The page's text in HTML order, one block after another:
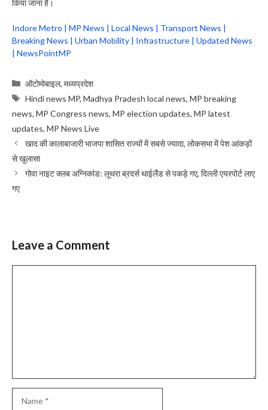
किया जाना है।
Indore Metro | MP News | Local News | Transport News |
Breaking News | Urban Mobility | Infrastructure | Updated News
| NewsPointMP
Categories
ऑटोमोबाइल,मध्यप्रदेश
Tags
Hindi news MP,Madhya Pradesh local news,MP breaking
news, MP Congress news, MP election updates, MP latest
updates, MP News Live
खाद की कालाबाजारी भाजपा शासित राज्यों में सबसे ज्यादा, लोकसभा में पेश आंकड़ों
से खुलासा
गोवा नाइट क्लब अग्निकांड: लूथरा ब्रदर्स थाईलैंड से पकड़े गए, दिल्ली एयरपोर्ट लाए
गए
Leave a Comment